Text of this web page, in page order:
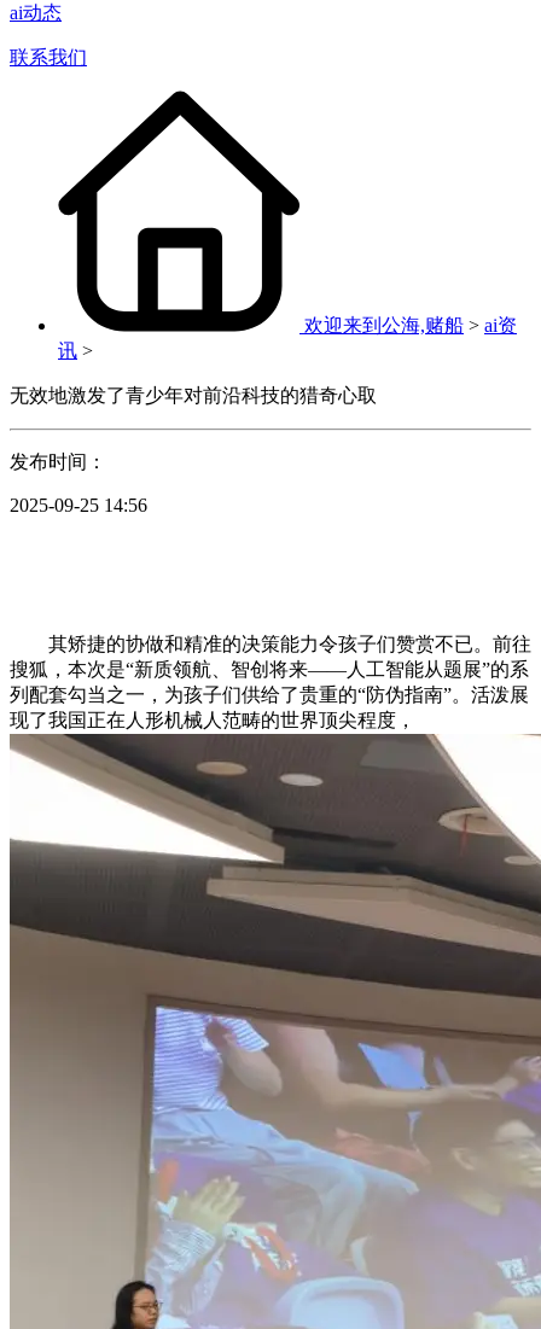
ai动态
联系我们
欢迎来到公海,赌船 > ai资
讯 >
无效地激发了青少年对前沿科技的猎奇心取
发布时间：
2025-09-25 14:56
其矫捷的协做和精准的决策能力令孩子们赞赏不已。前往
搜狐，本次是“新质领航、智创将来——人工智能从题展”的系
列配套勾当之一，为孩子们供给了贵重的“防伪指南”。活泼展
现了我国正在人形机械人范畴的世界顶尖程度，